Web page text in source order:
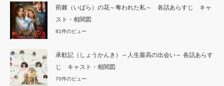
荊棘（いばら）の花～奪われた私～ 各話あらすじ キャ
スト・相関図
81件のビュー
承歓記（しょうかんき）～人生最高の出会い～ 各話あらす
じ キャスト・相関図
70件のビュー